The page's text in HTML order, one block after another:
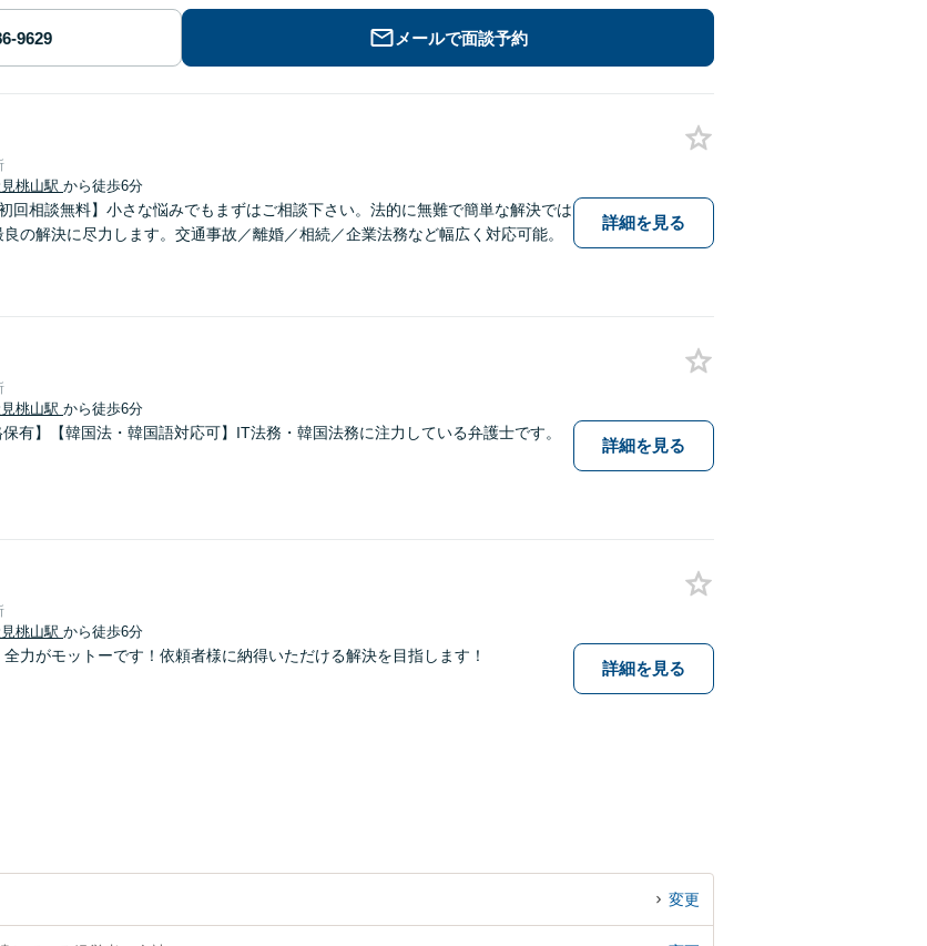
メールで面談予約
桃山駅 から徒歩6分
回相談無料】小さな悩みでもまずはご相談下さい。法的に無難で簡単な解決では
の解決に尽力します。交通事故／離婚／相続／企業法務など幅広く対応可能。
詳細を見る
桃山駅 から徒歩6分
保有】【韓国法・韓国語対応可】IT法務・韓国法務に注力している弁護士です。
詳細を見る
桃山駅 から徒歩6分
全力がモットーです！依頼者様に納得いただける解決を目指します！
詳細を見る
変更